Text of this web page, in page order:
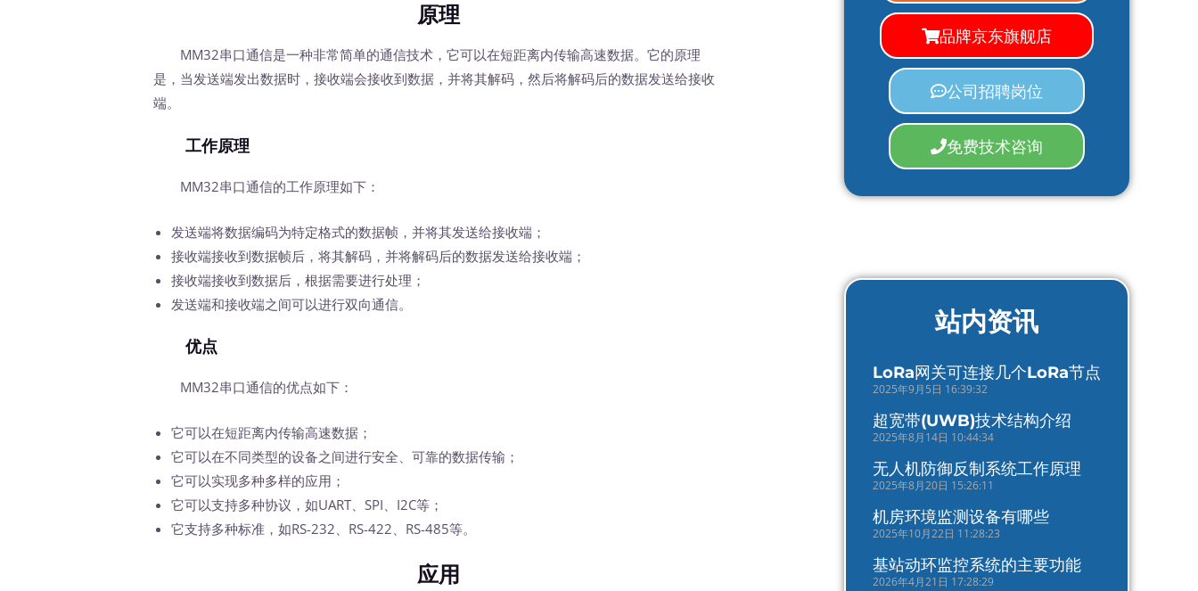
原理
MM32串口通信是一种非常简单的通信技术，它可以在短距离内传输高速数据。它的原理
是，当发送端发出数据时，接收端会接收到数据，并将其解码，然后将解码后的数据发送给接收
端。
工作原理
MM32串口通信的工作原理如下：
发送端将数据编码为特定格式的数据帧，并将其发送给接收端；
接收端接收到数据帧后，将其解码，并将解码后的数据发送给接收端；
接收端接收到数据后，根据需要进行处理；
发送端和接收端之间可以进行双向通信。
优点
MM32串口通信的优点如下：
它可以在短距离内传输高速数据；
它可以在不同类型的设备之间进行安全、可靠的数据传输；
它可以实现多种多样的应用；
它可以支持多种协议，如UART、SPI、I2C等；
它支持多种标准，如RS-232、RS-422、RS-485等。
应用
品牌京东旗舰店
公司招聘岗位
免费技术咨询
站内资讯
LoRa网关可连接几个LoRa节点
2025年9月5日 16:39:32
超宽带(UWB)技术结构介绍
2025年8月14日 10:44:34
无人机防御反制系统工作原理
2025年8月20日 15:26:11
机房环境监测设备有哪些
2025年10月22日 11:28:23
基站动环监控系统的主要功能
2026年4月21日 17:28:29